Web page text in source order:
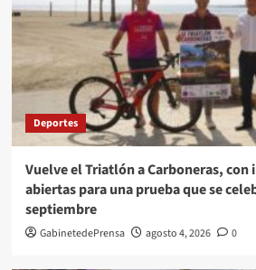
Deportes
Vuelve el Triatlón a Carboneras, con
abiertas para una prueba que se
septiembre
GabinetedePrensa agosto 4, 2026 0